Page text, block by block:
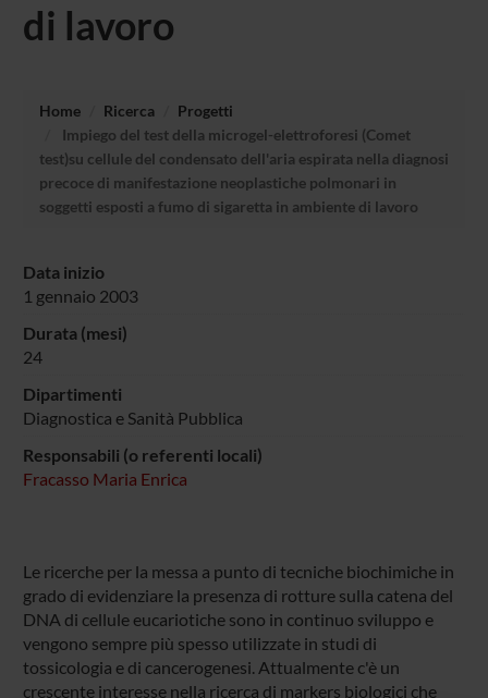
di lavoro
Home Ricerca
Progetti
Impiego del test della microgel-elettroforesi (Comet
test)su cellule del condensato dell'aria espirata nella diagnosi
precoce di manifestazione neoplastiche polmonari in
soggetti esposti a fumo di sigaretta in ambiente di lavoro
Data inizio
1 gennaio 2003
Durata (mesi)
24
Dipartimenti
Diagnostica e Sanità Pubblica
Responsabili (o referenti locali)
Fracasso Maria Enrica
Le ricerche per la messa a punto di tecniche biochimiche in
grado di evidenziare la presenza di rotture sulla catena del
DNA di cellule eucariotiche sono in continuo sviluppo e
vengono sempre più spesso utilizzate in studi di
tossicologia e di cancerogenesi. Attualmente c'è un
crescente interesse nella ricerca di markers biologici che